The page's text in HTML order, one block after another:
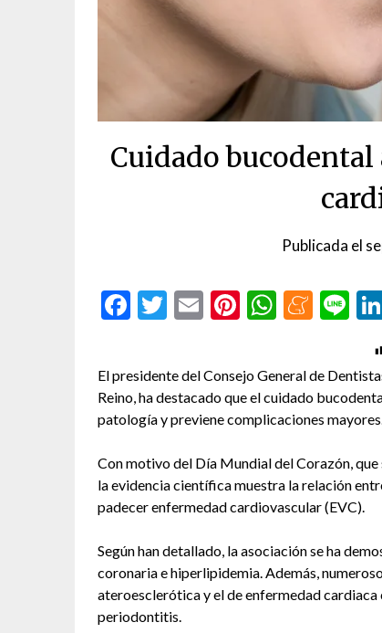
Cuidado
Publicada el
Facebook
Twitter
EmailPinterest
El presidente del Consejo General de
Reino, ha destacado que el cuidado
patología y previene complicaciones
Con motivo del Día Mundial del Corazón,
la evidencia científica muestra la relación
padecer enfermedad cardiovascular (EVC).
Según han detallado, la asociación se ha
coronaria e hiperlipidemia. Además,
ateroesclerótica y el de enfermedad
periodontitis.